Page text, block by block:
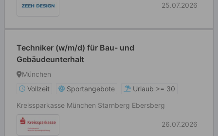
25.07.2026
Techniker (w/m/d) für Bau- und
Gebäudeunterhalt
München
Vollzeit
Sportangebote
Urlaub >= 30
Kreissparkasse München Starnberg Ebersberg
26.07.2026